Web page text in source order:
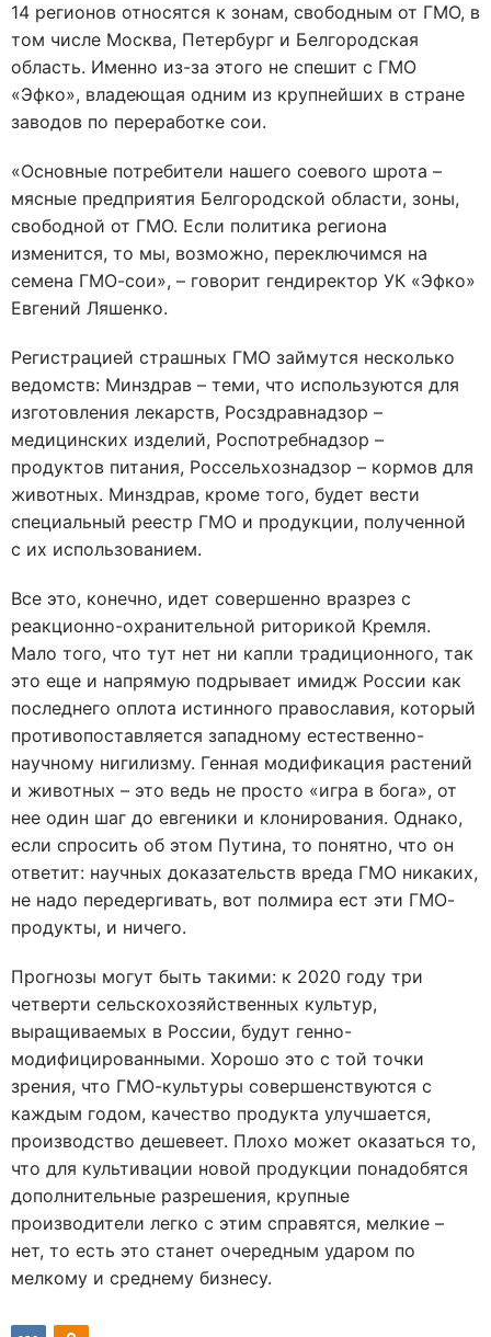
14 регионов относятся к зонам, свободным от ГМО, в
том числе Москва, Петербург и Белгородская
область. Именно из-за этого не спешит с ГМО
«Эфко», владеющая одним из крупнейших в стране
заводов по переработке сои.
«Основные потребители нашего соевого шрота –
мясные предприятия Белгородской области, зоны,
свободной от ГМО. Если политика региона
изменится, то мы, возможно, переключимся на
семена ГМО-сои», – говорит гендиректор УК «Эфко»
Евгений Ляшенко.
Регистрацией страшных ГМО займутся несколько
ведомств: Минздрав – теми, что используются для
изготовления лекарств, Росздравнадзор –
медицинских изделий, Роспотребнадзор –
продуктов питания, Россельхознадзор – кормов для
животных. Минздрав, кроме того, будет вести
специальный реестр ГМО и продукции, полученной
с их использованием.
Все это, конечно, идет совершенно вразрез с
реакционно-охранительной риторикой Кремля.
Мало того, что тут нет ни капли традиционного, так
это еще и напрямую подрывает имидж России как
последнего оплота истинного православия, который
противопоставляется западному естественно-
научному нигилизму. Генная модификация растений
и животных – это ведь не просто «игра в бога», от
нее один шаг до евгеники и клонирования. Однако,
если спросить об этом Путина, то понятно, что он
ответит: научных доказательств вреда ГМО никаких,
не надо передергивать, вот полмира ест эти ГМО-
продукты, и ничего.
Прогнозы могут быть такими: к 2020 году три
четверти сельскохозяйственных культур,
выращиваемых в России, будут генно-
модифицированными. Хорошо это с той точки
зрения, что ГМО-культуры совершенствуются с
каждым годом, качество продукта улучшается,
производство дешевеет. Плохо может оказаться то,
что для культивации новой продукции понадобятся
дополнительные разрешения, крупные
производители легко с этим справятся, мелкие –
нет, то есть это станет очередным ударом по
мелкому и среднему бизнесу.